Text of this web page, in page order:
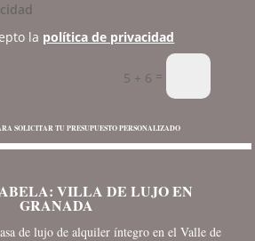
la política de privacidad
5 + 6 =
SOLICITAR TU PRESUPUESTO PERSONALIZADO
VILLA DE LUJO EN
GRANADA
de lujo de alquiler íntegro en el Valle de